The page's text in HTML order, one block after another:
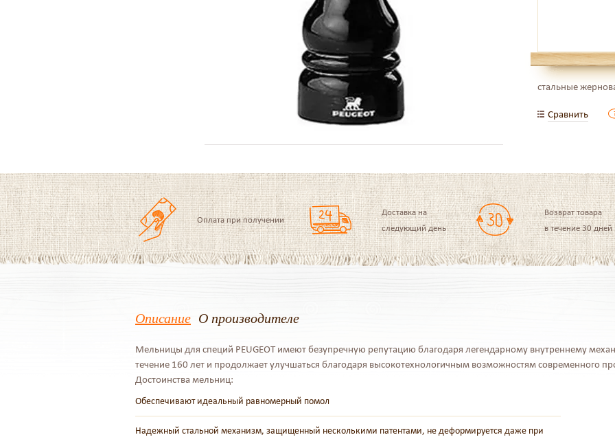
стальные
Сравнить
Оплата при получении
Доставка на
следующий день
Возврат товара
в течение 30 дней
Описание О производителе
Мельницы для специй PEUGEOT имеют безупречную репутацию благодаря легендарному внутреннему
течение 160 лет и продолжает улучшаться благодаря высокотехнологичным возможностям современного
Достоинства мельниц:
Обеспечивают идеальный равномерный помол
Надежный стальной механизм, защищенный несколькими патентами, не деформируется даже при